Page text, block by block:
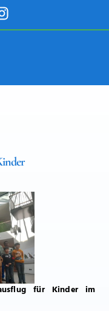
für Kinder im